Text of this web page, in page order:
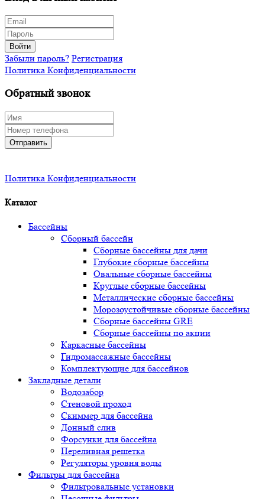
Войти
Забыли пароль? Регистрация
Политика Конфиденциальности
Обратный звонок
Отправить
Политика Конфиденциальности
Каталог
Бассейны
Сборный бассейн
Сборные бассейны для дачи
Глубокие сборные бассейны
Овальные сборные бассейны
Круглые сборные бассейны
Металлические сборные бассейны
Морозоустойчивые сборные бассейны
Сборные бассейны GRE
Сборные бассейны по акции
Каркасные бассейны
Гидромассажные бассейны
Комплектующие для бассейнов
Закладные детали
Водозабор
Стеновой проход
Скиммер для бассейна
Донный слив
Форсунки для бассейна
Переливная решетка
Регуляторы уровня воды
Фильтры для бассейна
Фильтровальные установки